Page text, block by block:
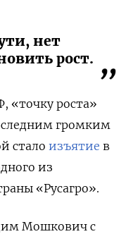
нет
рост.
«точку роста»
громким
стало изъятие в
из
«Русагро».
Мошкович с